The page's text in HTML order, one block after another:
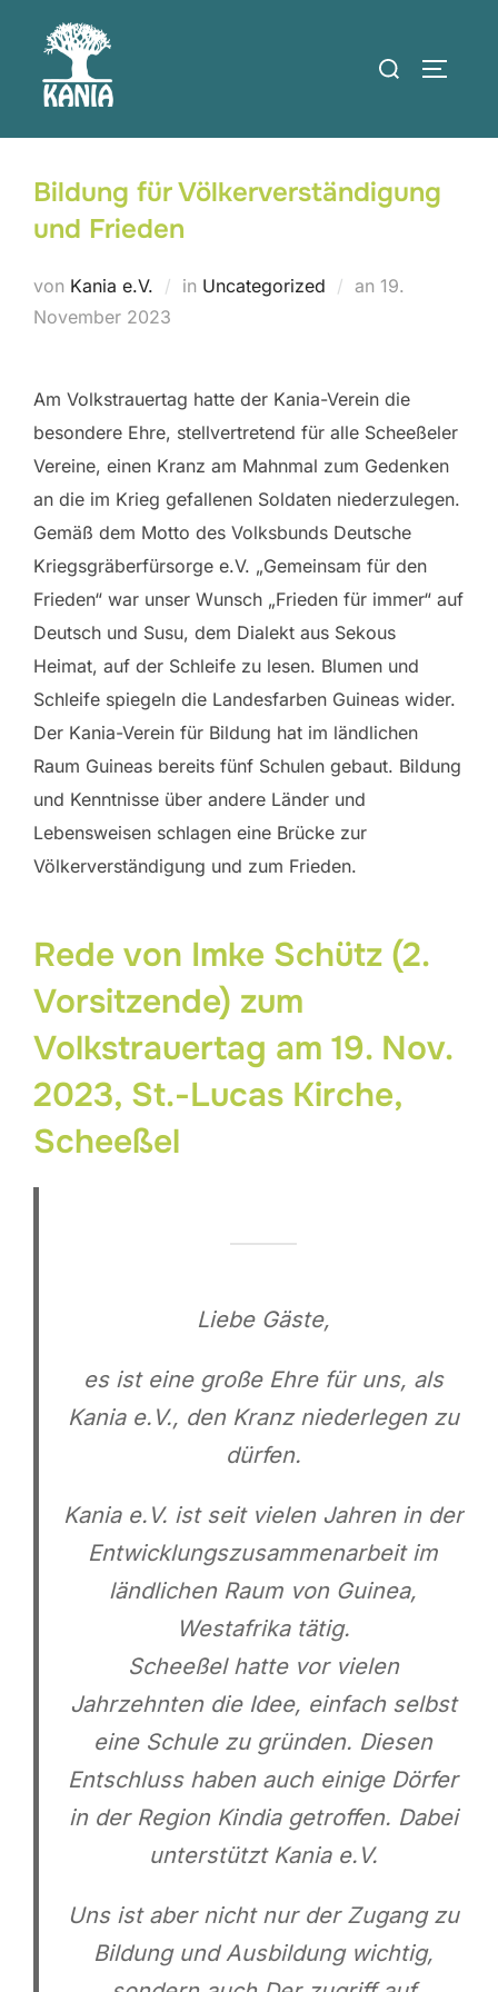
springen
Suchen
Bildung für Völkerverständigung
und Frieden
von Kania e.V. in Uncategorized an Veröffentlicht
19.
November 2023
Am Volkstrauertag hatte der Kania-Verein die
besondere Ehre, stellvertretend für alle Scheeßeler
Vereine, einen Kranz am Mahnmal zum Gedenken
an die im Krieg gefallenen Soldaten niederzulegen.
Gemäß dem Motto des Volksbunds Deutsche
Kriegsgräberfürsorge e.V. „Gemeinsam für den
Frieden“ war unser Wunsch „Frieden für immer“ auf
Deutsch und Susu, dem Dialekt aus Sekous
Heimat, auf der Schleife zu lesen. Blumen und
Schleife spiegeln die Landesfarben Guineas wider.
Der Kania-Verein für Bildung hat im ländlichen
Raum Guineas bereits fünf Schulen gebaut. Bildung
und Kenntnisse über andere Länder und
Lebensweisen schlagen eine Brücke zur
Völkerverständigung und zum Frieden.
Rede von Imke Schütz (2.
Vorsitzende) zum
Volkstrauertag am 19. Nov.
2023, St.-Lucas Kirche,
Scheeßel
Liebe Gäste,
es ist eine große Ehre für uns, als
Kania e.V., den Kranz niederlegen zu
dürfen.
Kania e.V. ist seit vielen Jahren in der
Entwicklungszusammenarbeit im
ländlichen Raum von Guinea,
Westafrika tätig.
Scheeßel hatte vor vielen
Jahrzehnten die Idee, einfach selbst
eine Schule zu gründen. Diesen
Entschluss haben auch einige Dörfer
in der Region Kindia getroffen. Dabei
unterstützt Kania e.V.
Uns ist aber nicht nur der Zugang zu
Bildung und Ausbildung wichtig,